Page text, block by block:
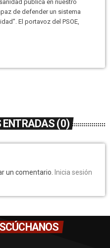
pública en nuestro
de defender un sistema
El portavoz del PSOE,
ENTRADAS (0)
un comentario.
Inicia sesión